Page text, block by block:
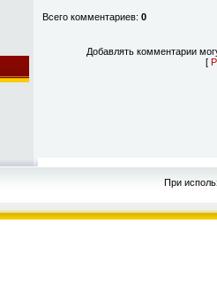
Всего комментариев: 0
Добавлять комментарии
[
При